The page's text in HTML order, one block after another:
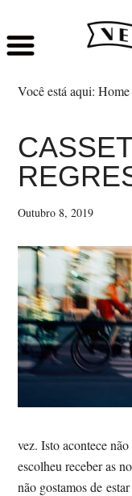
Skip
main
Saltar
Você está aqui:Home
Outubro 8, 2019
vez. Isto acontece
escolheu receber as
não gostamos de